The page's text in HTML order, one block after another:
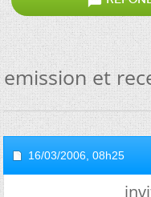
emission et
16/03/2006, 08h25